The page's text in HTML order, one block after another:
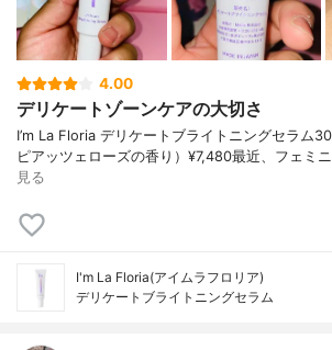
4.00
デリケートゾーンケアの大切さ
I’m La Floria デリケートブライトニングセラム
ピアッツェローズの香り）¥7,480最近、フェミ
見る
I'm La Floria(アイムラフロリア)
デリケートブライトニングセラム